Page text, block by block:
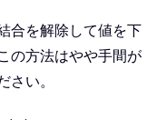
合を解除して値を下
の方法はやや手間が
い。